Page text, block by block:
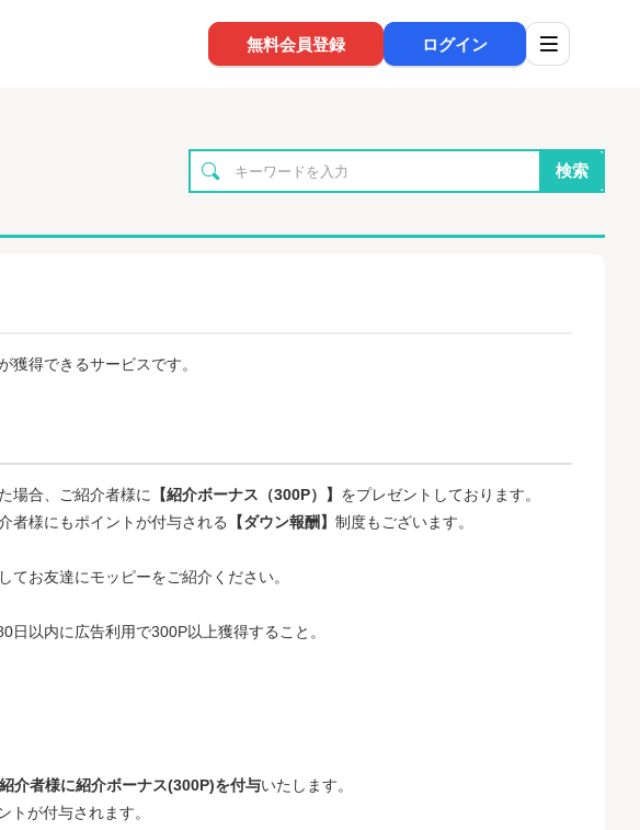
無料会員登録 ログイン
検索
獲得できるサービスです。
場合、ご紹介者様に 【紹介ボーナス（300P）】 をプレゼントしております。
者様にもポイントが付与される
【ダウン報酬】 制度もございます。
てお友達にモッピーをご紹介ください。
以内に広告利用で300P以上獲得すること。
介者様に紹介ボーナス(300P)を付与いたします。
トが付与されます。